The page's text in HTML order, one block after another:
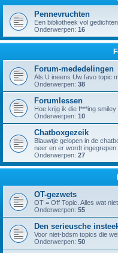
Pennevruchten
Een bibliotheek vol
Onderwerpen: 16
Forum-mededelingen
Als U ineens Uw favo topic
Onderwerpen: 38
Forumlessen
Hoe krijg ik die f***ing
Onderwerpen: 10
Chatboxgezeik
Blauwtje gelopen in de
neer en er wordt ingegrepen...
Onderwerpen: 27
OT-gezwets
OT = Off Topic. Alles wat
Onderwerpen: 55
Den serieusche
Voor niet-bdsm topics die
Onderwerpen: 50